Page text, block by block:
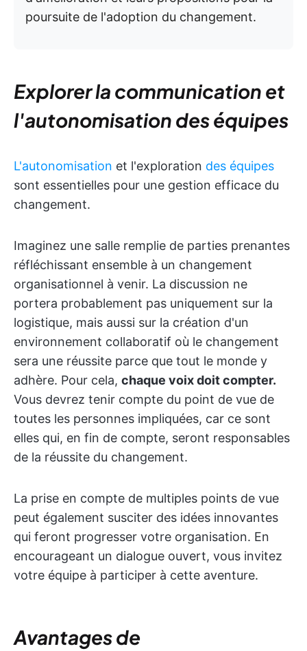
poursuite de l'adoption du changement.
Explorer la communication et
l'autonomisation des équipes
L'autonomisation et l'exploration des équipes
sont essentielles pour une gestion efficace du
changement.
Imaginez une salle remplie de parties prenantes
réfléchissant ensemble à un changement
organisationnel à venir. La discussion ne
portera probablement pas uniquement sur la
logistique, mais aussi sur la création d'un
environnement collaboratif où le changement
sera une réussite parce que tout le monde y
adhère. Pour cela, chaque voix doit compter.
Vous devrez tenir compte du point de vue de
toutes les personnes impliquées, car ce sont
elles qui, en fin de compte, seront responsables
de la réussite du changement.
La prise en compte de multiples points de vue
peut également susciter des idées innovantes
qui feront progresser votre organisation. En
encourageant un dialogue ouvert, vous invitez
votre équipe à participer à cette aventure.
Avantages de